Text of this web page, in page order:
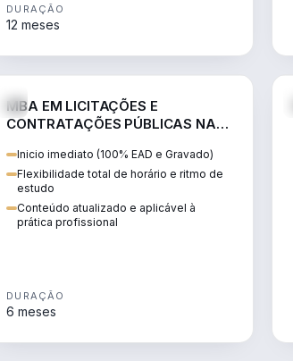
DURAÇÃO
12 meses
MBA EM LICITAÇÕES E
CONTRATAÇÕES PÚBLICAS NA
Inicio imediato (100% EAD e Gravado)
Flexibilidade total de horário e ritmo de
estudo
Conteúdo atualizado e aplicável à
prática profissional
DURAÇÃO
6 meses